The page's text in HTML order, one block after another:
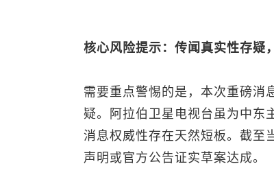
核心风险提示：传闻真实性存疑
需要重点警惕的是，本次重磅消
疑。阿拉伯卫星电视台虽为中东
消息权威性存在天然短板。截至
声明或官方公告证实草案达成。